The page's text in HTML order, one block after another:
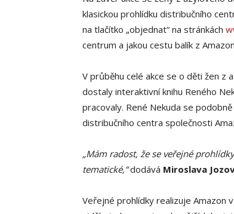
klasickou prohlídku distribučního
na tlačítko „objednat“ na stránkách
centrum a jakou cestu balík z
V průběhu celé akce se o děti žen z
dostaly interaktivní knihu Reného
pracovaly. René Nekuda se
distribučního centra společnosti
„Mám radost, že se veřejné
tematické,“dodává Miroslava
Veřejné prohlídky realizuje Amazon